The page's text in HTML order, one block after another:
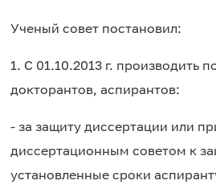
Ученый совет постановил:
1. С 01.10.2013 г. производить
докторантов, аспирантов:
- за защиту диссертации или
диссертационным советом к
установленные сроки